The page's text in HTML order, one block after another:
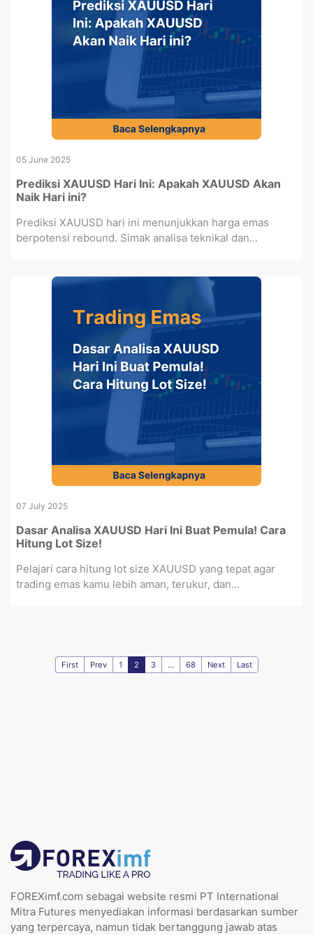
05 June 2025
Prediksi XAUUSD Hari Ini: Apakah XAUUSD Akan
Naik Hari ini?
Prediksi XAUUSD hari ini menunjukkan harga emas
berpotensi rebound. Simak analisa teknikal dan...
07 July 2025
Dasar Analisa XAUUSD Hari Ini Buat Pemula! Cara
Hitung Lot Size!
Pelajari cara hitung lot size XAUUSD yang tepat agar
trading emas kamu lebih aman, terukur, dan...
First Prev 1 2 3 ... 68 Next Last
FOREXimf.com sebagai website resmi PT International
Mitra Futures menyediakan informasi berdasarkan sumber
yang terpercaya, namun tidak bertanggung jawab atas